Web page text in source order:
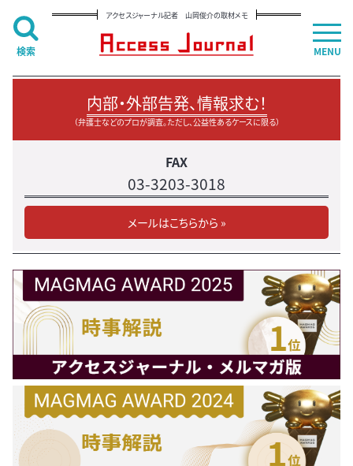
アクセスジャーナル記者 山岡俊介の取材メモ
内部・外部告発、情報求む！
（弁護士などのプロが調査。ただし、公益性あるケースに限る）
FAX
03-3203-3018
メールはこちらから »
MENU
検索